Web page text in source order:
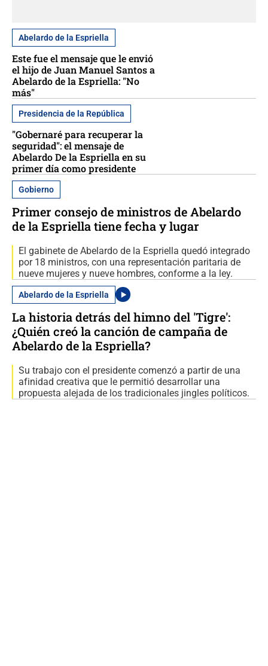
Abelardo de la Espriella
Este fue el mensaje que le envió
el hijo de Juan Manuel Santos a
Abelardo de la Espriella: "No
más"
Presidencia de la República
"Gobernaré para recuperar la
seguridad": el mensaje de
Abelardo De la Espriella en su
primer día como presidente
Gobierno
Primer consejo de ministros de Abelardo
de la Espriella tiene fecha y lugar
El gabinete de Abelardo de la Espriella quedó integrado
por 18 ministros, con una representación paritaria de
nueve mujeres y nueve hombres, conforme a la ley.
Abelardo de la Espriella
La historia detrás del himno del 'Tigre':
¿Quién creó la canción de campaña de
Abelardo de la Espriella?
Su trabajo con el presidente comenzó a partir de una
afinidad creativa que le permitió desarrollar una
propuesta alejada de los tradicionales jingles políticos.